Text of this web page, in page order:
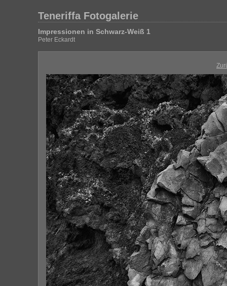
Teneriffa Fotogalerie
Impressionen in Schwarz-Weiß 1
Peter Eckardt